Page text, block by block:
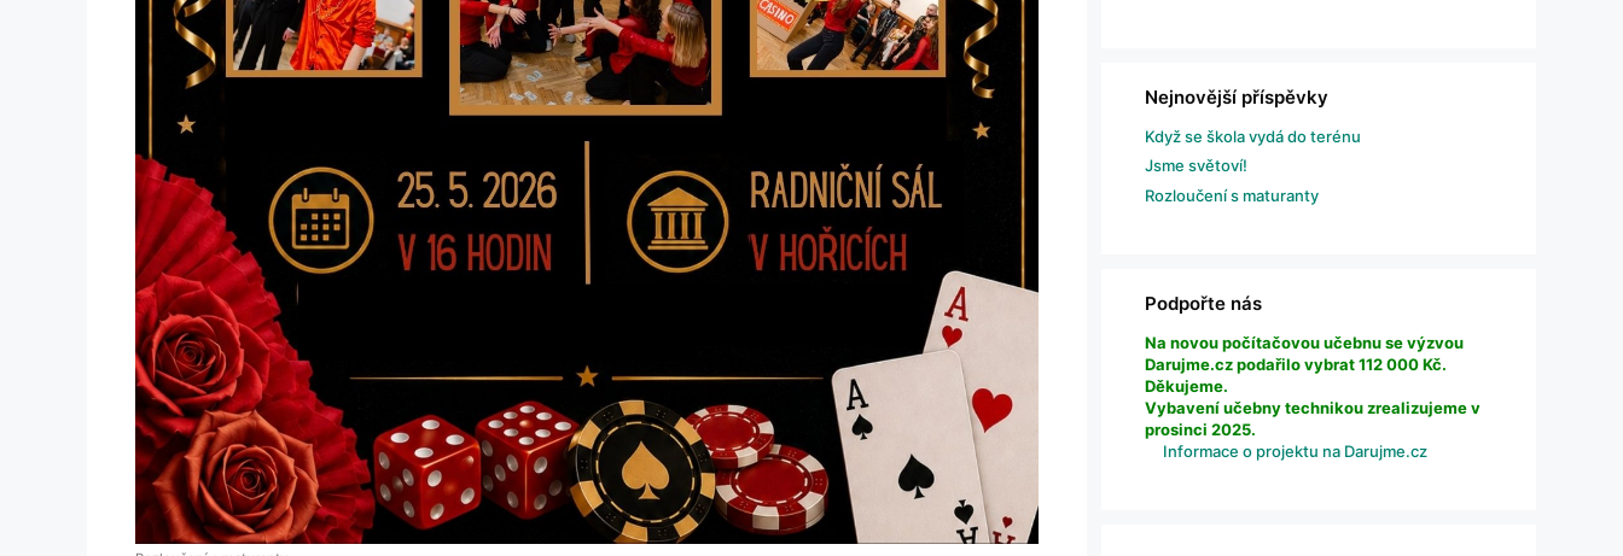
Nejnovější příspěvky
Když se škola vydá do terénu
Jsme světoví!
Rozloučení s maturanty
Podpořte nás
Na novou počítačovou učebnu se výzvou
Darujme.cz podařilo vybrat 112 000 Kč.
Děkujeme.
Vybavení učebny technikou zrealizujeme v
prosinci 2025.
Informace o projektu na Darujme.cz